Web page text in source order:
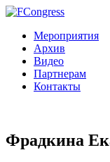
Мероприятия
Архив
Видео
Партнерам
Контакты
Фрадкина